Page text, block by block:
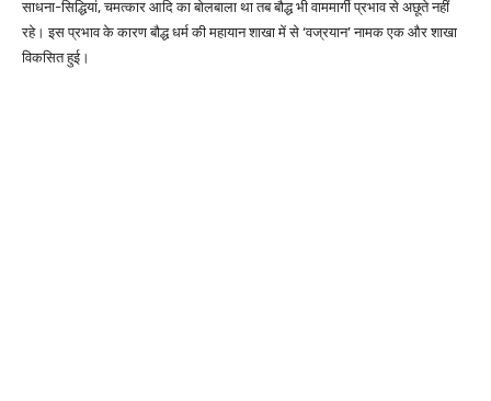
साधना-सिद्धियां, चमत्कार आदि का बोलबाला था तब बौद्ध भी वाममार्गी प्रभाव से अछूते नहीं
रहे। इस प्रभाव के कारण बौद्ध धर्म की महायान शाखा में से ‘वज्रयान’ नामक एक और शाखा
विकसित हुई।